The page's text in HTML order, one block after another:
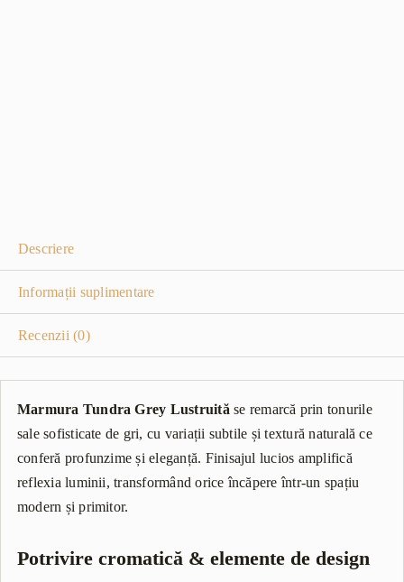
Descriere
Informații suplimentare
Recenzii (0)
Marmura Tundra Grey Lustruită se remarcă prin tonurile
sale sofisticate de gri, cu variații subtile și textură naturală ce
conferă profunzime și eleganță. Finisajul lucios amplifică
reflexia luminii, transformând orice încăpere într-un spațiu
modern și primitor.
Potrivire cromatică & elemente de design